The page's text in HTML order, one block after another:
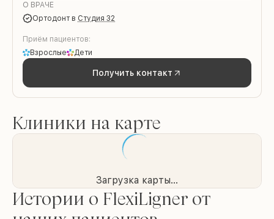
О ВРАЧЕ
Ортодонт в Студия 32
Приём пациентов:
Взрослые
Дети
Получить контакт
Клиники на карте
Загрузка карты...
Истории о FlexiLigner от